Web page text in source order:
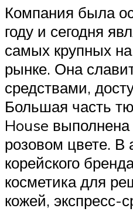
Компания была
году и сегодня
самых крупных
рынке. Она
средствами,
Большая часть
House
розовом цвете. В
корейского
косметика для
кожей, экспресс-